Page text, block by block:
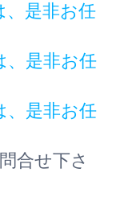
、是非お任
、是非お任
、是非お任
合せ下さ